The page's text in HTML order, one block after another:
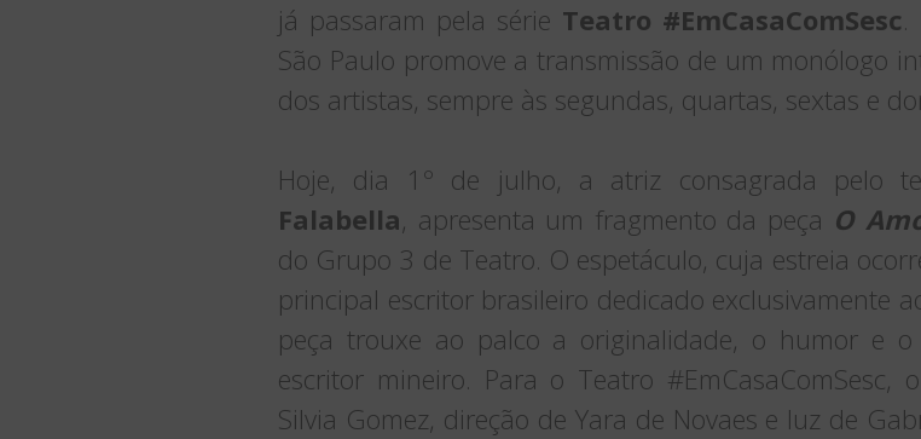
já passaram pela série Teatro #EmCasaComSesc.
São Paulo promove a transmissão de um monólogo
dos artistas, sempre às segundas, quartas, sextas e
Hoje, dia 1º de julho, a atriz consagrada pelo
Falabella, apresenta um fragmento da peça O
do Grupo 3 de Teatro. O espetáculo, cuja estreia
principal escritor brasileiro dedicado exclusivamente
peça trouxe ao palco a originalidade, o humor e
escritor mineiro. Para o Teatro
Silvia Gomez, direção de Yara de Novaes e luz de